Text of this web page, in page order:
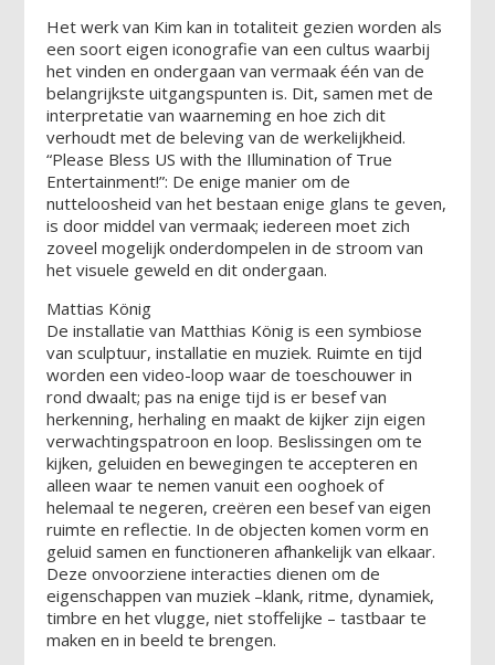
Het werk van Kim kan in totaliteit gezien worden als
een soort eigen iconografie van een cultus waarbij
het vinden en ondergaan van vermaak één van de
belangrijkste uitgangspunten is. Dit, samen met de
interpretatie van waarneming en hoe zich dit
verhoudt met de beleving van de werkelijkheid.
“Please Bless US with the Illumination of True
Entertainment!”: De enige manier om de
nutteloosheid van het bestaan enige glans te geven,
is door middel van vermaak; iedereen moet zich
zoveel mogelijk onderdompelen in de stroom van
het visuele geweld en dit ondergaan.
Mattias König
De installatie van Matthias König is een symbiose
van sculptuur, installatie en muziek. Ruimte en tijd
worden een video-loop waar de toeschouwer in
rond dwaalt; pas na enige tijd is er besef van
herkenning, herhaling en maakt de kijker zijn eigen
verwachtingspatroon en loop. Beslissingen om te
kijken, geluiden en bewegingen te accepteren en
alleen waar te nemen vanuit een ooghoek of
helemaal te negeren, creëren een besef van eigen
ruimte en reflectie. In de objecten komen vorm en
geluid samen en functioneren afhankelijk van elkaar.
Deze onvoorziene interacties dienen om de
eigenschappen van muziek –klank, ritme, dynamiek,
timbre en het vlugge, niet stoffelijke – tastbaar te
maken en in beeld te brengen.